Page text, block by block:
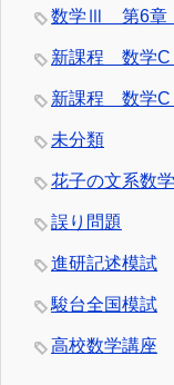
数学Ⅲ 第6章
新課程 数学
新課程 数学
未分類
花子の文系数学
誤り問題
進研記述模試
駿台全国模試
高校数学講座